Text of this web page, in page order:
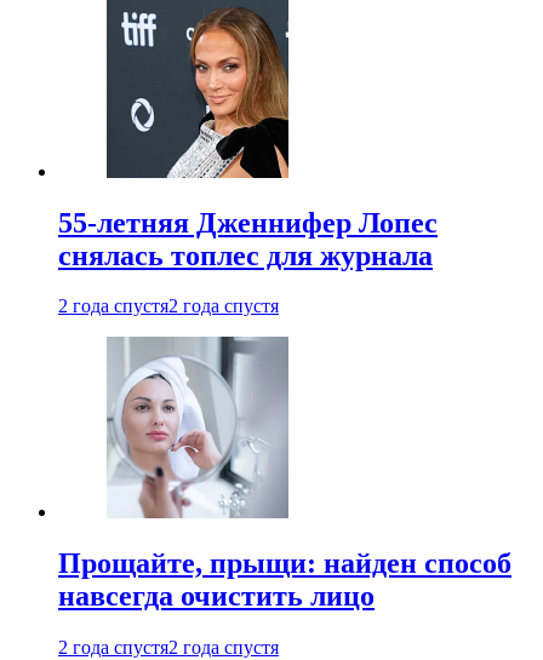
55-летняя Дженнифер Лопес
снялась топлес для журнала
2 года спустя2 года спустя
Прощайте, прыщи: найден способ
навсегда очистить лицо
2 года спустя2 года спустя